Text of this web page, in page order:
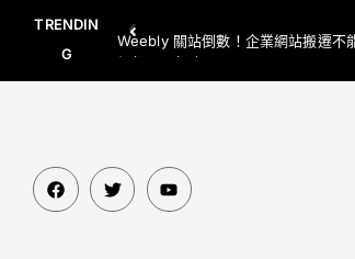
TRENDIN
G
Weebly 關站倒數！企業網站搬遷不
網都要一起處理